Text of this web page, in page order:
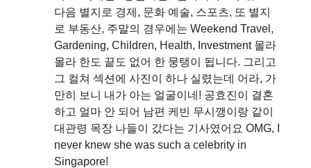
다음 별지로 경제, 문화 예술, 스포츠, 또 별지
로 부동산, 주말의 경우에는 Weekend Travel,
Gardening, Children, Health, Investment 몰라
몰라 한도 끝도 없어 한 뭉탱이 됩니다. 그리고
그 컬쳐 섹션에 사진이 하나 실렸는데 어라, 가
만히 보니 내가 아는 얼굴이네! 공효진이 결혼
하고 얼마 안 되어 남편 케빈 무시깽이랑 같이
대관령 목장 나들이 갔다는 기사였어요 OMG, I
never knew she was such a celebrity in
Singapore!